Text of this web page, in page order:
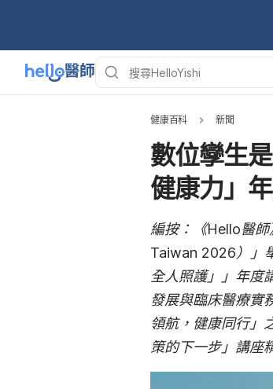
健康百科 新聞
數位孿生
健康力」
編按：
《Hello醫
Taiwan 2026）」
全人照護」」年度
發展與臨床醫療實
領航，健康同行」
策的下一步」講座